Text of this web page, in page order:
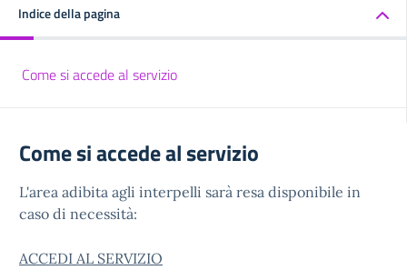
Indice della pagina
Come si accede al servizio
Come si accede al servizio
L'area adibita agli interpelli sarà resa disponibile in
caso di necessità:
ACCEDI AL SERVIZIO